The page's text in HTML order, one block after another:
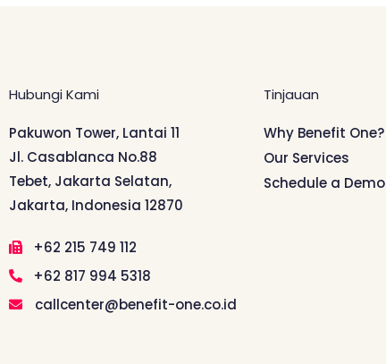
Hubungi Kami
Pakuwon Tower, Lantai 11
Jl. Casablanca No.88
Tebet, Jakarta Selatan,
Jakarta, Indonesia 12870
+62 215 749 112
+62 817 994 5318
callcenter@benefit-one.co.id
Tinjauan
Why Benefit One?
Our Services
Schedule a Demo